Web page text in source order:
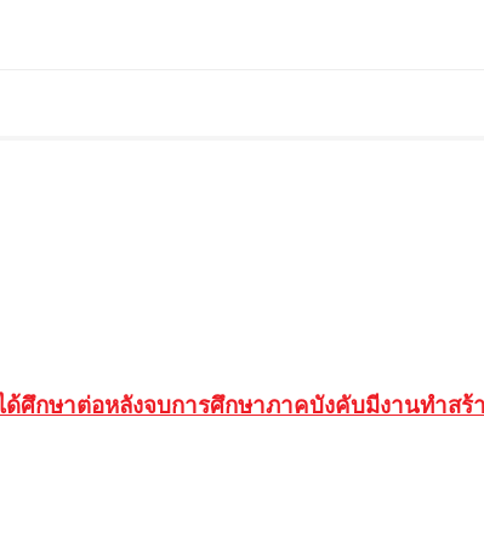
ศึกษาต่อหลังจบการศึกษาภาคบังคับมีงานทำสร้